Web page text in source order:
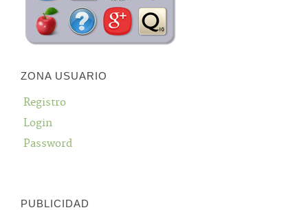
ZONA USUARIO
Registro
Login
Password
PUBLICIDAD